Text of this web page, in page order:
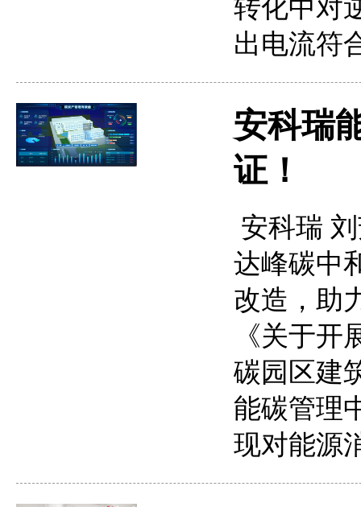
转化中对
出电流符
安科瑞
证！
安科瑞
达峰碳中
改造，助
《关于
碳园区建
能碳管理
现对能源